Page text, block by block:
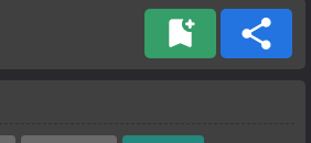
bookmark_add share